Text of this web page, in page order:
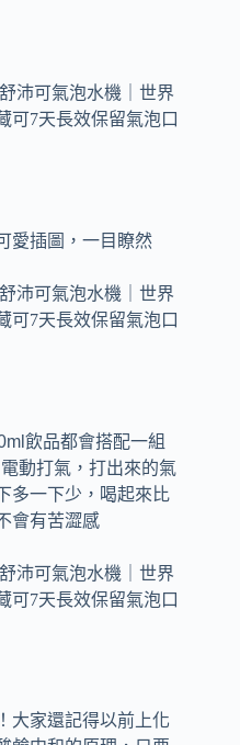
愛插圖，一目瞭然
飲品都會搭配一組
動打氣，打出來的氣
多一下少，喝起來比
會有苦澀感
大家還記得以前上化